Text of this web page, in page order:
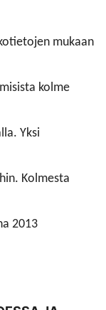
mukaan
kolme
Yksi
Kolmesta
2013